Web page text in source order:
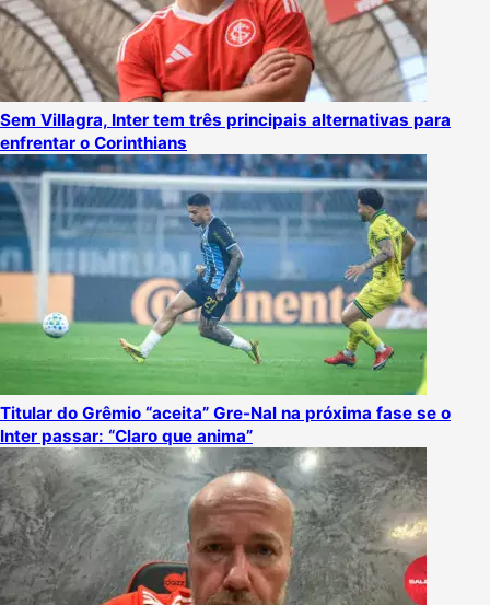
Sem Villagra, Inter tem três principais alternativas para
enfrentar o Corinthians
Titular do Grêmio “aceita” Gre-Nal na próxima fase se o
Inter passar: “Claro que anima”